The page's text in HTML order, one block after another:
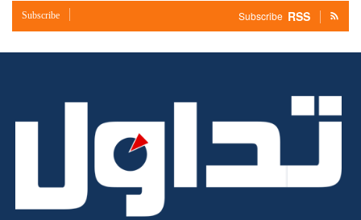
RSS
Subscribe
Subscribe